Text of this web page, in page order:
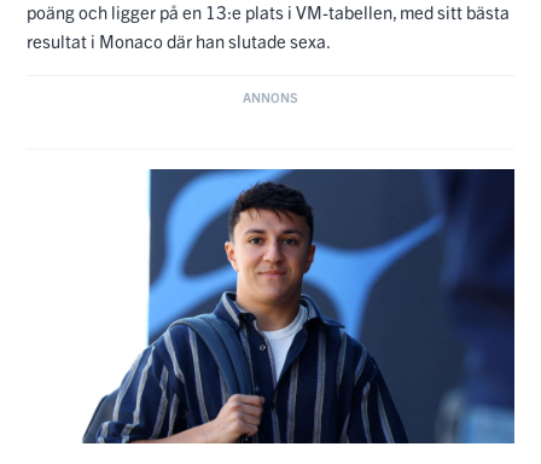
6. Nico Hulkenberg – 3.49
Nico Hülkenberginledde säsongen starkt med en sjundeplats i
Australien, men fick sedan kämpa igenom sju poänglösa lopp i
rad. Vändningen kom i Spanien där han briljerade med en
femteplats, och sedan nådde han sin karriärs första pallplats